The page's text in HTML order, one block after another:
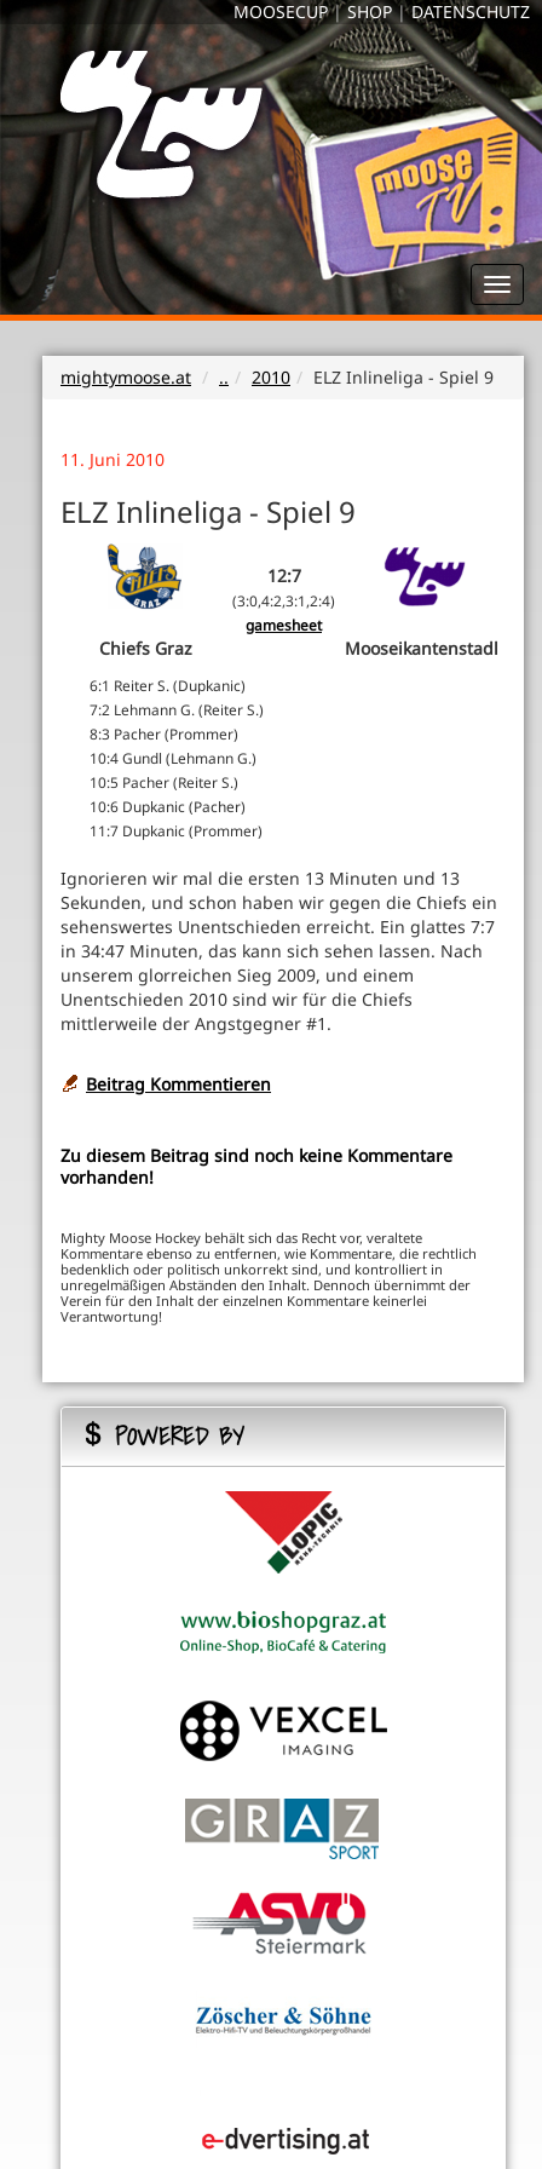
mightymoose.at .. 2010 ELZ Inlineliga - Spiel 9
11. Juni 2010
ELZ Inlineliga - Spiel 9
Chiefs Graz
12:7
(3:0,4:2,3:1,2:4)
gamesheet
Mooseikantenstadl
6:1 Reiter S. (Dupkanic)
7:2 Lehmann G. (Reiter S.)
8:3 Pacher (Prommer)
10:4 Gundl (Lehmann G.)
10:5 Pacher (Reiter S.)
10:6 Dupkanic (Pacher)
11:7 Dupkanic (Prommer)
Ignorieren wir mal die ersten 13 Minuten und 13
Sekunden, und schon haben wir gegen die Chiefs ein
sehenswertes Unentschieden erreicht. Ein glattes 7:7
in 34:47 Minuten, das kann sich sehen lassen. Nach
unserem glorreichen Sieg 2009, und einem
Unentschieden 2010 sind wir für die Chiefs
mittlerweile der Angstgegner #1.
Beitrag Kommentieren
Zu diesem Beitrag sind noch keine Kommentare
vorhanden!
Mighty Moose Hockey behält sich das Recht vor, veraltete
Kommentare ebenso zu entfernen, wie Kommentare, die rechtlich
bedenklich oder politisch unkorrekt sind, und kontrolliert in
unregelmäßigen Abständen den Inhalt. Dennoch übernimmt der
Verein für den Inhalt der einzelnen Kommentare keinerlei
Verantwortung!
POWERED BY
MOOSECUP|SHOP|DATENSCHUTZ